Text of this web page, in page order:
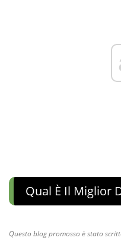
Qual È Il Miglior
Questo blog promosso è stato